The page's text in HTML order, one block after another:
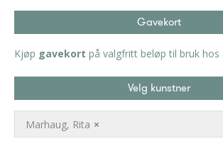
Gavekort
Kjøp gavekort på valgfritt beløp til bruk hos
Velg kunstner
×
Marhaug, Rita